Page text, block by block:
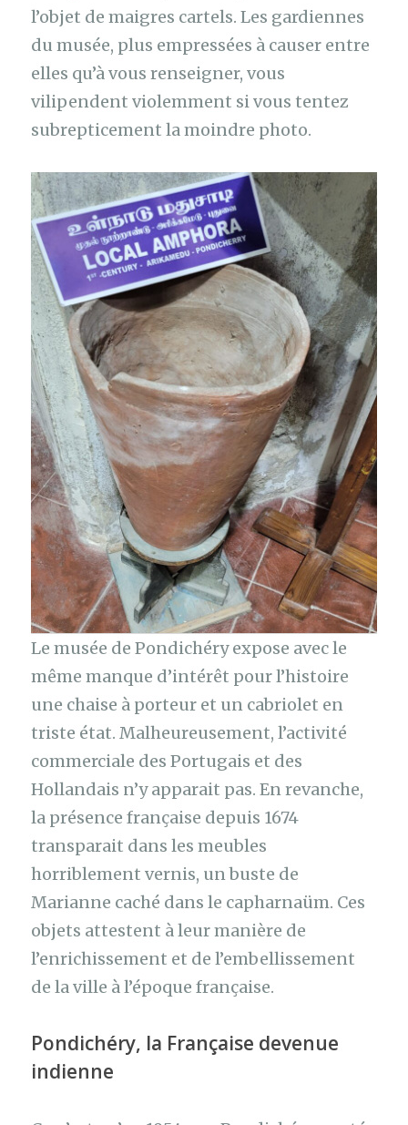
l’objet de maigres cartels. Les gardiennes
du musée, plus empressées à causer entre
elles qu’à vous renseigner, vous
vilipendent violemment si vous tentez
subrepticement la moindre photo.
Le musée de Pondichéry expose avec le
même manque d’intérêt pour l’histoire
une chaise à porteur et un cabriolet en
triste état. Malheureusement, l’activité
commerciale des Portugais et des
Hollandais n’y apparait pas. En revanche,
la présence française depuis 1674
transparait dans les meubles
horriblement vernis, un buste de
Marianne caché dans le capharnaüm. Ces
objets attestent à leur manière de
l’enrichissement et de l’embellissement
de la ville à l’époque française.
Pondichéry, la Française devenue
indienne